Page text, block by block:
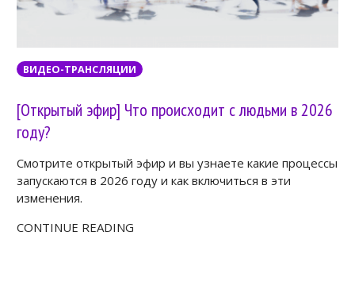
ВИДЕО-ТРАНСЛЯЦИИ
[Открытый эфир] Что происходит с людьми в 2026
году?
Смотрите открытый эфир и вы узнаете какие процессы
запускаются в 2026 году и как включиться в эти
изменения.
CONTINUE READING